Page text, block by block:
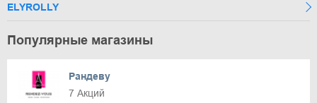
ELYROLLY
Популярные магазины
Рандеву
7 Акций